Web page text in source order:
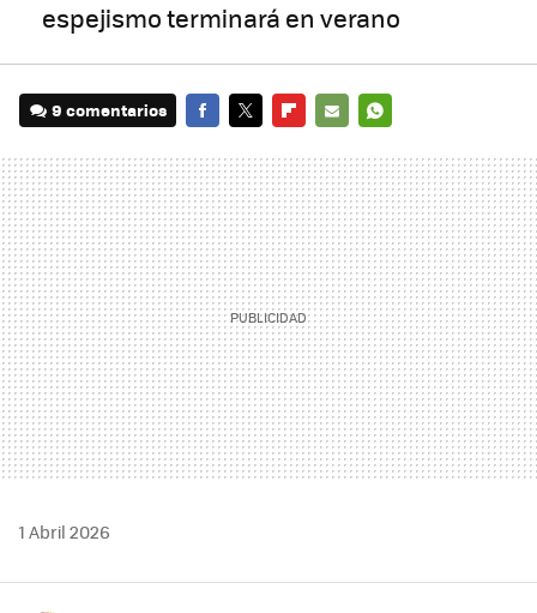
espejismo terminará en verano
9 comentarios
MAIL
1 Abril 2026